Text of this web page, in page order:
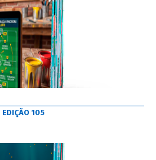
EDIÇÃO 105